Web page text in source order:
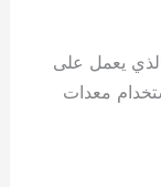
يعمل على
معدات